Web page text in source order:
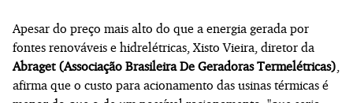
Apesar do preço mais alto do que a energia gerada por
fontes renováveis e hidrelétricas, Xisto Vieira, diretor da
Abraget (Associação Brasileira De Geradoras Termelétricas),
afirma que o custo para acionamento das usinas térmicas é